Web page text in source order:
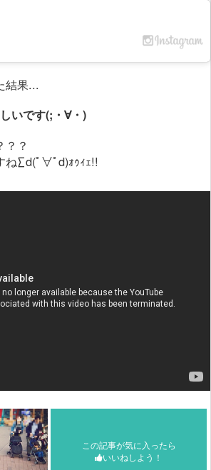
結果...
いです(;・∀・)
？？
ね∑d(ﾟ∀ﾟd)ｫｩｨｪ!!
この記事が気に入ったら
いいねしよう！